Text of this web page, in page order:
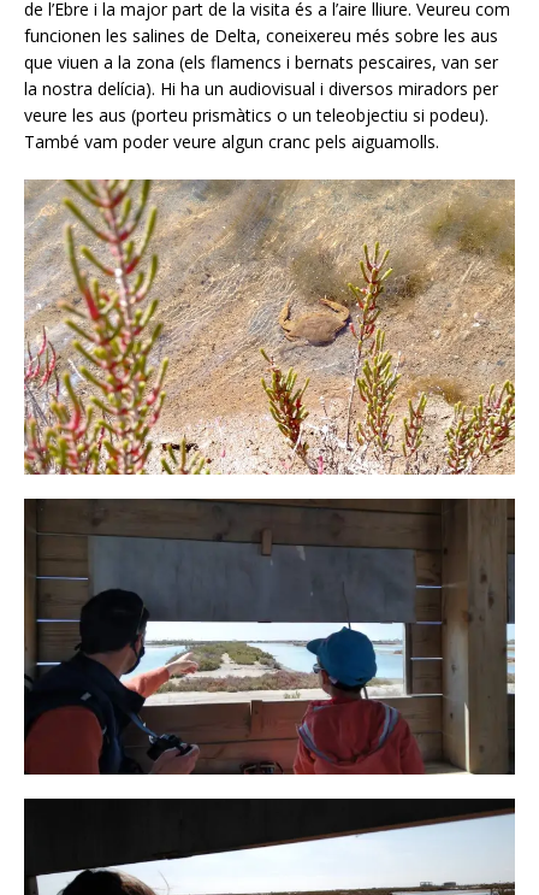
de l’Ebre i la major part de la visita és a l’aire lliure. Veureu com
funcionen les salines de Delta, coneixereu més sobre les aus
que viuen a la zona (els flamencs i bernats pescaires, van ser
la nostra delícia). Hi ha un audiovisual i diversos miradors per
veure les aus (porteu prismàtics o un teleobjectiu si podeu).
També vam poder veure algun cranc pels aiguamolls.